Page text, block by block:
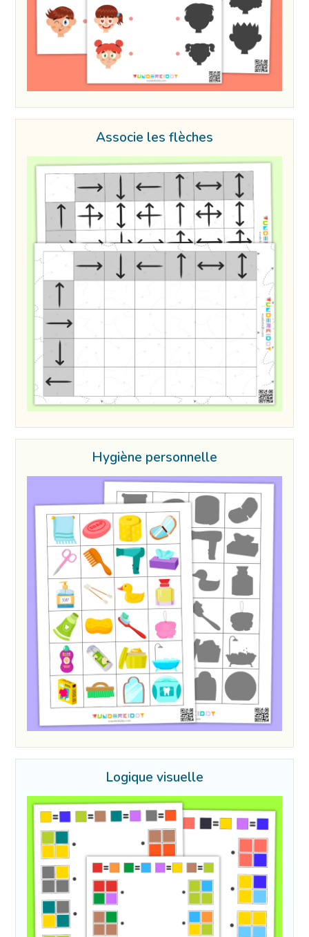
Associe les flèches
Hygiène personnelle
Logique visuelle